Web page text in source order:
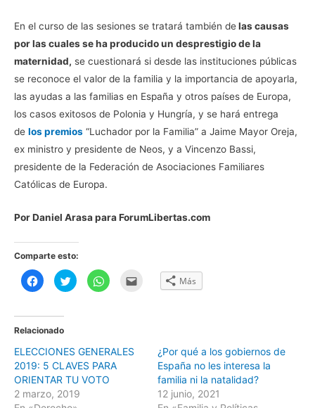
En el curso de las sesiones se tratará también delas causas
por las cuales se ha producido un desprestigio de la
maternidad, se cuestionará si desde las instituciones públicas
se reconoce el valor de la familia y la importancia de apoyarla,
las ayudas a las familias en España y otros países de Europa,
los casos exitosos de Polonia y Hungría, y se hará entrega
de los premios “Luchador por la Familia” a Jaime Mayor Oreja,
ex ministro y presidente de Neos, y a Vincenzo Bassi,
presidente de la Federación de Asociaciones Familiares
Católicas de Europa.
Por Daniel Arasa para ForumLibertas.com
Comparte esto:
H
a
i
c
p
a
r
a
c
o
p
a
H
a
a
r
a
c
o
m
p
a
H
a
a
r
a
c
o
Más
Relacionado
ELECCIONES GENERALES
2019: 5 CLAVES PARA
ORIENTAR TU VOTO
2 marzo, 2019
¿Por qué a los gobiernos de
España no les interesa la
familia ni la natalidad?
12 junio, 2021